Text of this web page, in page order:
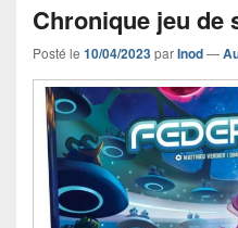
Chronique jeu de
Posté le 10/04/2023parInod—